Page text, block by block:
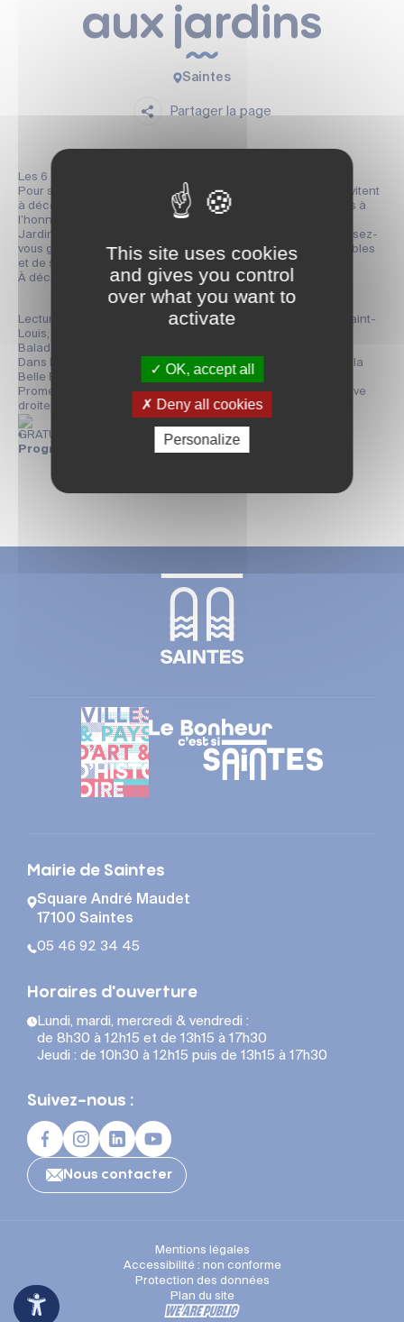
aux jardins
Saintes
Partager la page
Les 6 et 7 juin 2026, ouvrez grand les yeux !
Pour sa 23ème édition, les Rendez-vous aux Jardins vous invitent
à découvrir Saintes sous le signe de la vue, l’un des cinq sens à
l’honneur cette année.
Jardins publics ou privés, historiques ou contemporains : laissez-
vous guider au fil d’une balade pleine de paysages remarquables
et de secrets bien gardés.
À découvrir :
Lectures de paysage depuis les clochers Saint-Eutrope et Saint-
Louis, véritables balcons sur la ville ;
Balade sur la ligne verte et ses curiosités cachées ;
Dans les coulisses des jardins de l’Abbaye-aux-Dames et de la
Belle Étoile ;
Promenades dans le Vallon des Arènes et les prairies de la rive
droite.
GRATUIT
Programme complet :
Mairie de Saintes
Square André Maudet
17100 Saintes
05 46 92 34 45
Horaires d'ouverture
Lundi, mardi, mercredi & vendredi :
de 8h30 à 12h15 et de 13h15 à 17h30
Jeudi : de 10h30 à 12h15 puis de 13h15 à 17h30
Suivez-nous :
Nous contacter
Mentions légales
Accessibilité : non conforme
Protection des données
Plan du site
This site uses cookies
and gives you control
over what you want to
activate
OK, accept all
Deny all cookies
Personalize